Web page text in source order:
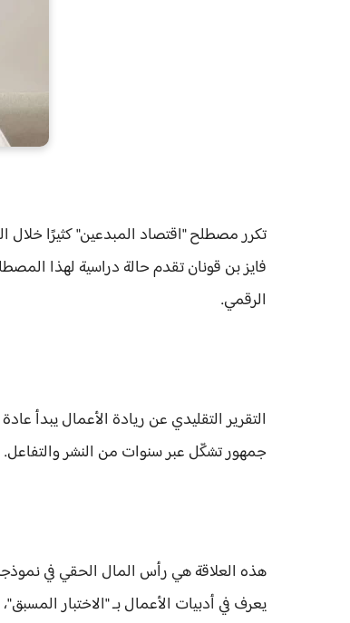
تكرر مصطلح "اقتصاد المبدعين" كثيرًا خلال
فايز بن قونان تقدم حالة دراسية لهذا
الرقمي.
التقرير التقليدي عن ريادة الأعمال يبدأ
جمهور تشكّل عبر سنوات من النشر والتفاعل.
هذه العلاقة هي رأس المال الحقي في
يعرف في أدبيات الأعمال بـ "الاختبار